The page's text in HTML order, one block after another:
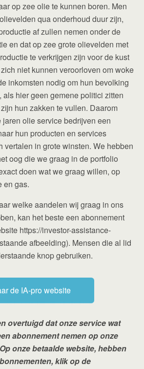
op zee olie te kunnen boren. Men
qua onderhoud duur zijn,
af zullen nemen onder de
en dat op zee grote olievelden met
te verkrijgen zijn voor de kust
niet kunnen veroorloven om woke
inkomsten nodig om hun bevolking
als hier geen gemene politici zitten
hun zakken te vullen. Daarom
olie service bedrijven een
hun producten en services
vertalen in grote winsten. We hebben
oog die we graag in de portfolio
doen wat we graag willen, op
en gas.
welke aandelen wij graag in ons
kan het beste een abonnement
https://investor-assistance-
afbeelding). Mensen die al lid
knop gebruiken.
de IA-pro website
overtuigd dat onze service wat
abonnement nemen op onze
onze betaalde website, hebben
klik op de